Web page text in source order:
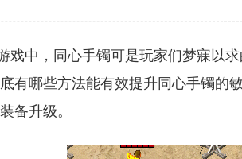
戏中，同心手镯可是玩家们梦寐以
有哪些方法能有效提升同心手镯的
备升级。